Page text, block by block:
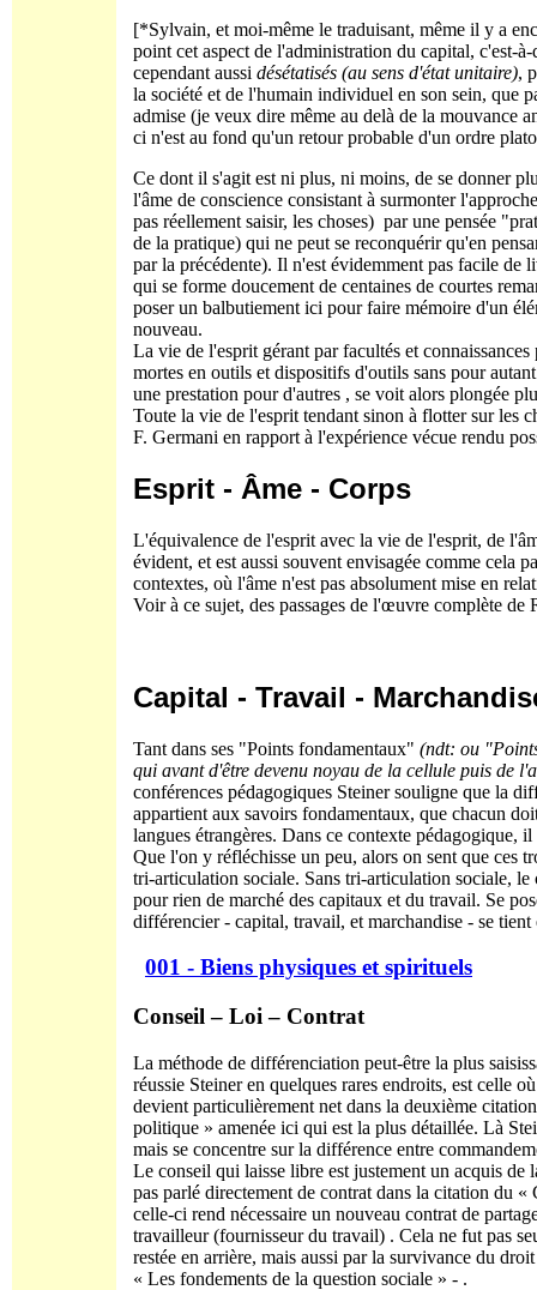
[*Sylvain, et moi-même le traduisant, même il y a
point cet aspect de l'administration du capital, c'est-
cependant aussi désétatisés (au sens d'état unitaire),
la société et de l'humain individuel en son sein, que
admise (je veux dire même au delà de la mouvance
ci n'est au fond qu'un retour probable d'un ordre
Ce dont il s'agit est ni plus, ni moins, de se donner
l'âme de conscience consistant à surmonter
pas réellement saisir, les choses) par une pensée
de la pratique) qui ne peut se reconquérir qu'en
par la précédente). Il n'est évidemment pas facile de
qui se forme doucement de centaines de courtes
poser un balbutiement ici pour faire mémoire d'un
nouveau.
La vie de l'esprit gérant par facultés et
mortes en outils et dispositifs d'outils sans pour
une prestation pour d'autres , se voit alors plongée
Toute la vie de l'esprit tendant sinon à flotter sur les
F. Germani en rapport à l'expérience vécue rendu
Esprit - Âme - Corps
L'équivalence de l'esprit avec la vie de l'esprit, de
évident, et est aussi souvent envisagée comme cela
contextes, où l'âme n'est pas absolument mise en
Voir à ce sujet, des passages de l'œuvre complète
Capital - Travail -
Tant dans ses "Points fondamentaux" (ndt: ou
qui avant d'être devenu noyau de la cellule puis de
conférences pédagogiques Steiner souligne que la
appartient aux savoirs fondamentaux, que chacun
langues étrangères. Dans ce contexte pédagogique,
Que l'on y réfléchisse un peu, alors on sent que ces
tri-articulation sociale. Sans tri-articulation sociale,
pour rien de marché des capitaux et du travail. Se
différencier - capital, travail, et marchandise - se
001 - Biens physiques et spirituels
Conseil – Loi – Contrat
La méthode de différenciation peut-être la plus
réussie Steiner en quelques rares endroits, est celle
devient particulièrement net dans la deuxième
politique » amenée ici qui est la plus détaillée. Là
mais se concentre sur la différence entre
Le conseil qui laisse libre est justement un acquis
pas parlé directement de contrat dans la citation du
celle-ci rend nécessaire un nouveau contrat de
travailleur (fournisseur du travail) . Cela ne fut pas
restée en arrière, mais aussi par la survivance du
« Les fondements de la question sociale » - .